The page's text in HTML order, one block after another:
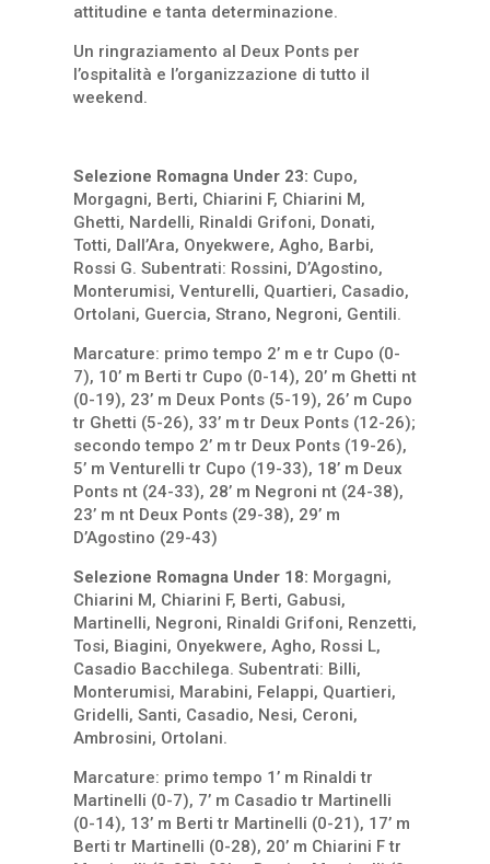
attitudine e tanta determinazione.
Un ringraziamento al Deux Ponts per
l’ospitalità e l’organizzazione di tutto il
weekend.
Selezione Romagna Under 23: Cupo,
Morgagni, Berti, Chiarini F, Chiarini M,
Ghetti, Nardelli, Rinaldi Grifoni, Donati,
Totti, Dall’Ara, Onyekwere, Agho, Barbi,
Rossi G. Subentrati: Rossini, D’Agostino,
Monterumisi, Venturelli, Quartieri, Casadio,
Ortolani, Guercia, Strano, Negroni, Gentili.
Marcature: primo tempo 2’ m e tr Cupo (0-
7), 10’ m Berti tr Cupo (0-14), 20’ m Ghetti nt
(0-19), 23’ m Deux Ponts (5-19), 26’ m Cupo
tr Ghetti (5-26), 33’ m tr Deux Ponts (12-26);
secondo tempo 2’ m tr Deux Ponts (19-26),
5’ m Venturelli tr Cupo (19-33), 18’ m Deux
Ponts nt (24-33), 28’ m Negroni nt (24-38),
23’ m nt Deux Ponts (29-38), 29’ m
D’Agostino (29-43)
Selezione Romagna Under 18: Morgagni,
Chiarini M, Chiarini F, Berti, Gabusi,
Martinelli, Negroni, Rinaldi Grifoni, Renzetti,
Tosi, Biagini, Onyekwere, Agho, Rossi L,
Casadio Bacchilega. Subentrati: Billi,
Monterumisi, Marabini, Felappi, Quartieri,
Gridelli, Santi, Casadio, Nesi, Ceroni,
Ambrosini, Ortolani.
Marcature: primo tempo 1’ m Rinaldi tr
Martinelli (0-7), 7’ m Casadio tr Martinelli
(0-14), 13’ m Berti tr Martinelli (0-21), 17’ m
Berti tr Martinelli (0-28), 20’ m Chiarini F tr